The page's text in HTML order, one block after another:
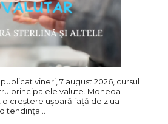
vineri, 7 august 2026, cursul
principalele valute. Moneda
creștere ușoară față de ziua
tendința…